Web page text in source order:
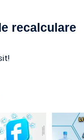
recalculare